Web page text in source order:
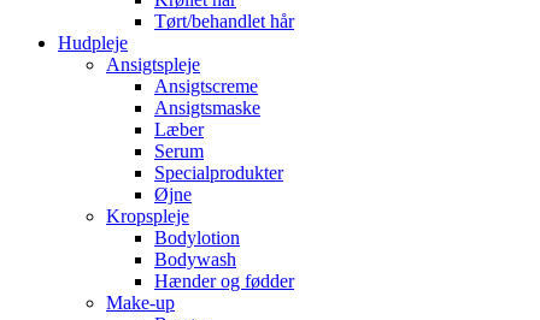
Tørt/behandlet hår
Hudpleje
Ansigtspleje
Ansigtscreme
Ansigtsmaske
Læber
Serum
Specialprodukter
Øjne
Kropspleje
Bodylotion
Bodywash
Hænder og fødder
Make-up